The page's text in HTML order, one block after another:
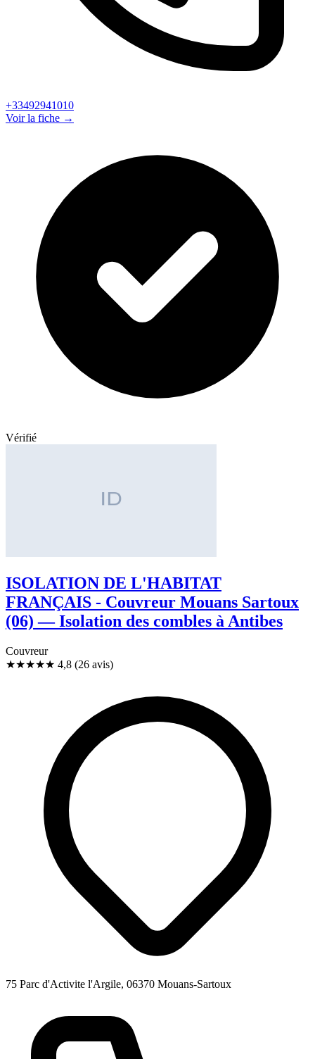
+33492941010
Voir la fiche →
Vérifié
ISOLATION DE L'HABITAT
FRANÇAIS - Couvreur Mouans Sartoux
(06) — Isolation des combles à Antibes
Couvreur
★★★★★ 4,8 (26 avis)
75 Parc d'Activite l'Argile, 06370 Mouans-Sartoux